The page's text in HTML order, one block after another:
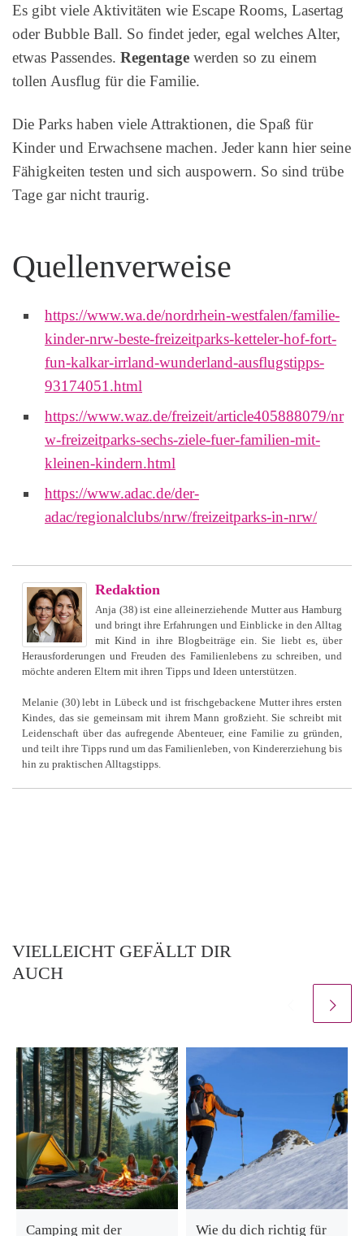
Es gibt viele Aktivitäten wie Escape Rooms, Lasertag
oder Bubble Ball. So findet jeder, egal welches Alter,
etwas Passendes. Regentage werden so zu einem
tollen Ausflug für die Familie.
Die Parks haben viele Attraktionen, die Spaß für
Kinder und Erwachsene machen. Jeder kann hier seine
Fähigkeiten testen und sich auspowern. So sind trübe
Tage gar nicht traurig.
Quellenverweise
https://www.wa.de/nordrhein-westfalen/familie-
kinder-nrw-beste-freizeitparks-ketteler-hof-fort-
fun-kalkar-irrland-wunderland-ausflugstipps-
93174051.html
https://www.waz.de/freizeit/article405888079/nr
w-freizeitparks-sechs-ziele-fuer-familien-mit-
kleinen-kindern.html
https://www.adac.de/der-
adac/regionalclubs/nrw/freizeitparks-in-nrw/
Redaktion
Anja (38) ist eine alleinerziehende Mutter aus Hamburg
und bringt ihre Erfahrungen und Einblicke in den Alltag
mit Kind in ihre Blogbeiträge ein. Sie liebt es, über
Herausforderungen und Freuden des Familienlebens zu schreiben, und
möchte anderen Eltern mit ihren Tipps und Ideen unterstützen.
Melanie (30) lebt in Lübeck und ist frischgebackene Mutter ihres ersten
Kindes, das sie gemeinsam mit ihrem Mann großzieht. Sie schreibt mit
Leidenschaft über das aufregende Abenteuer, eine Familie zu gründen,
und teilt ihre Tipps rund um das Familienleben, von Kindererziehung bis
hin zu praktischen Alltagstipps.
VIELLEICHT GEFÄLLT DIR
AUCH
Camping mit der Wie du dich richtig für